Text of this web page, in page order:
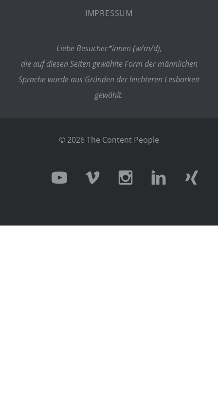
IMPRESSUM
Liebe Besucher*innen (w/m/d),
die auf diesen Seiten gewählte Form der männlichen
Sprache wurde aus Gründen der leichteren Lesbarkeit
gewählt.
© 2026 The Content People